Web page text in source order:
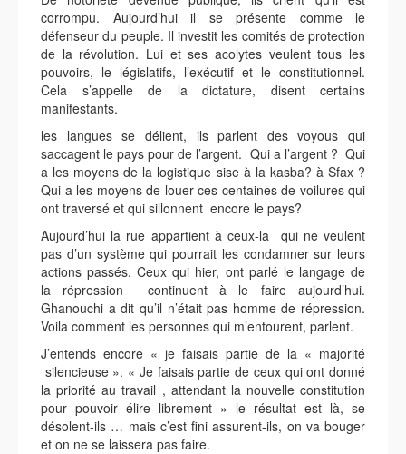
corrompu. Aujourd’hui il se présente comme le
défenseur du peuple. Il investit les comités de protection
de la révolution. Lui et ses acolytes veulent tous les
pouvoirs, le législatifs, l’exécutif et le constitutionnel.
Cela s’appelle de la dictature, disent certains
manifestants.
les langues se délient, ils parlent des voyous qui
saccagent le pays pour de l’argent. Qui a l’argent ? Qui
a les moyens de la logistique sise à la kasba? à Sfax ?
Qui a les moyens de louer ces centaines de voilures qui
ont traversé et qui sillonnent encore le pays?
Aujourd’hui la rue appartient à ceux-la qui ne veulent
pas d’un système qui pourrait les condamner sur leurs
actions passés. Ceux qui hier, ont parlé le langage de
la répression continuent à le faire aujourd’hui.
Ghanouchi a dit qu’il n’était pas homme de répression.
Voila comment les personnes qui m’entourent, parlent.
J’entends encore « je faisais partie de la « majorité
silencieuse ». « Je faisais partie de ceux qui ont donné
la priorité au travail , attendant la nouvelle constitution
pour pouvoir élire librement » le résultat est là, se
désolent-ils … mais c’est fini assurent-ils, on va bouger
et on ne se laissera pas faire.